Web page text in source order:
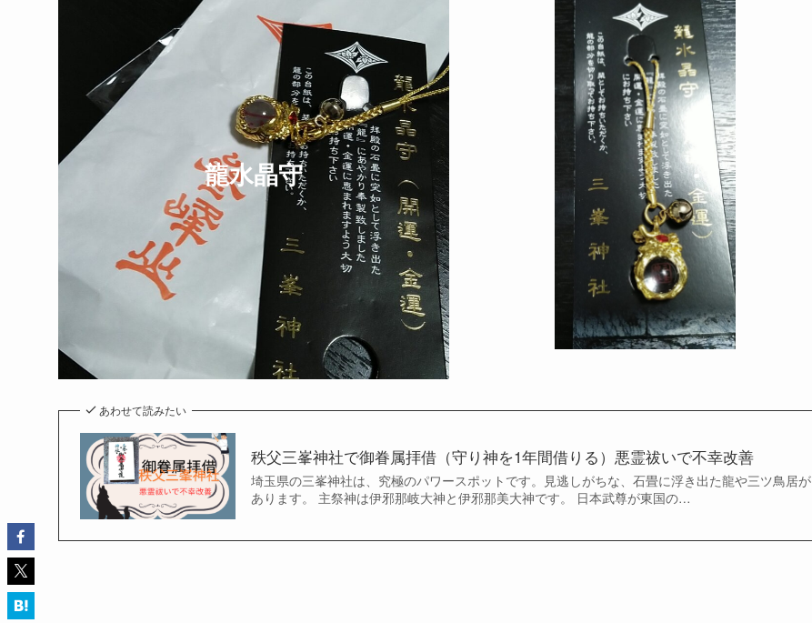
龍水晶守
あわせて読みたい
秩父三峯神社で御眷属拝借（守り神を1年間借りる）悪霊祓いで不幸改善
埼玉県の三峯神社は、究極のパワースポットです。見逃しがちな、石畳に浮き出た龍や三ツ鳥居が
あります。 主祭神は伊邪那岐大神と伊邪那美大神です。 日本武尊が東国の…